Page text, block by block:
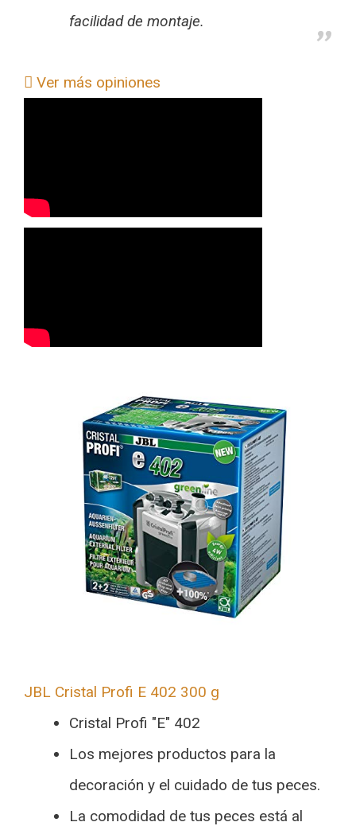
facilidad de montaje.
Ver más opiniones
JBL Cristal Profi E 402 300 g
Cristal Profi "E" 402
Los mejores productos para la
decoración y el cuidado de tus peces.
La comodidad de tus peces está al